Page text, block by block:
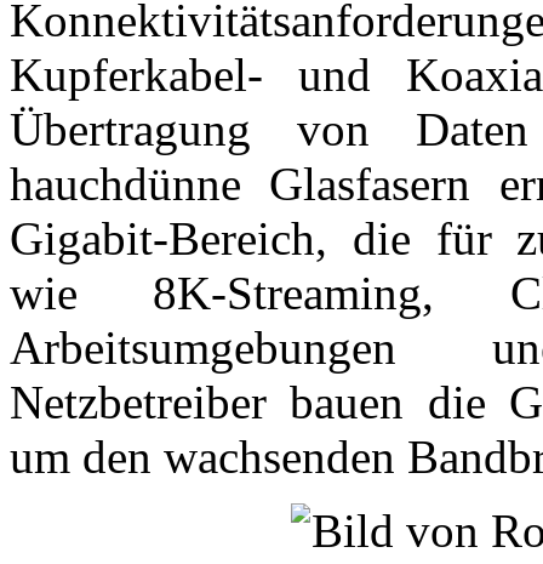
Kupferkabel- und
Übertragung von
hauchdünne Glasfasern
Gigabit-Bereich, die für
wie 8K-Streaming,
Arbeitsumgebungen
Netzbetreiber bauen die
um den wachsenden